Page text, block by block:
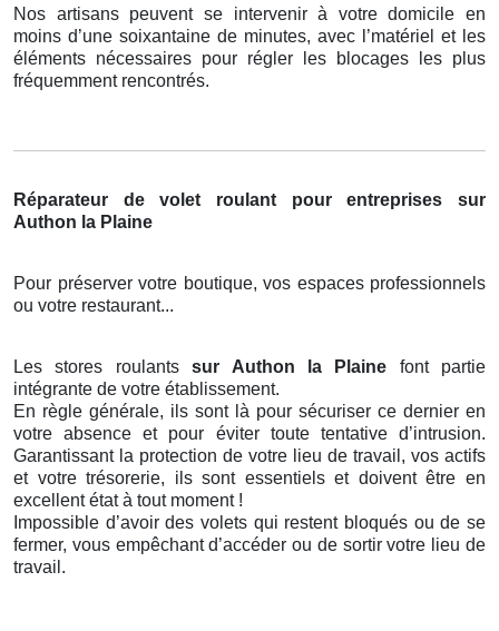
Nos artisans peuvent se intervenir à votre domicile en
moins d’une soixantaine de minutes, avec l’matériel et les
éléments nécessaires pour régler les blocages les plus
fréquemment rencontrés.
Réparateur de volet roulant pour entreprises sur
Authon la Plaine
Pour préserver votre boutique, vos espaces professionnels
ou votre restaurant...
Les stores roulantssur Authon la Plaine font partie
intégrante de votre établissement.
En règle générale, ils sont là pour sécuriser ce dernier en
votre absence et pour éviter toute tentative d’intrusion.
Garantissant la protection de votre lieu de travail, vos actifs
et votre trésorerie, ils sont essentiels et doivent être en
excellent état à tout moment !
Impossible d’avoir des volets qui restent bloqués ou de se
fermer, vous empêchant d’accéder ou de sortir votre lieu de
travail.